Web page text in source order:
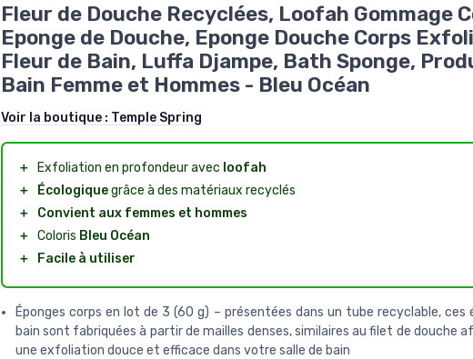
Fleur de Douche Recyclées, Loofah Gommage
Eponge de Douche, Eponge Douche Corps
Fleur de Bain, Luffa Djampe, Bath Sponge,
Bain Femme et Hommes - Bleu Océan
Voir la boutique : Temple Spring
＋ Exfoliation en profondeur avec loofah
＋
Écologiquegrâce à des matériaux recyclés
＋
Convient aux femmes et hommes
＋ Coloris Bleu Océan
＋
Facile à utiliser
Éponges corps en lot de 3 (60 g) – présentées dans un tube recyclable, ces
bain sont fabriquées à partir de mailles denses, similaires au filet de douche
une exfoliation douce et efficace dans votre salle de bain